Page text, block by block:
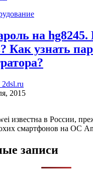
на hg8245.
Как узнать
2015
известна в России,
смартфонов на ОС
записи